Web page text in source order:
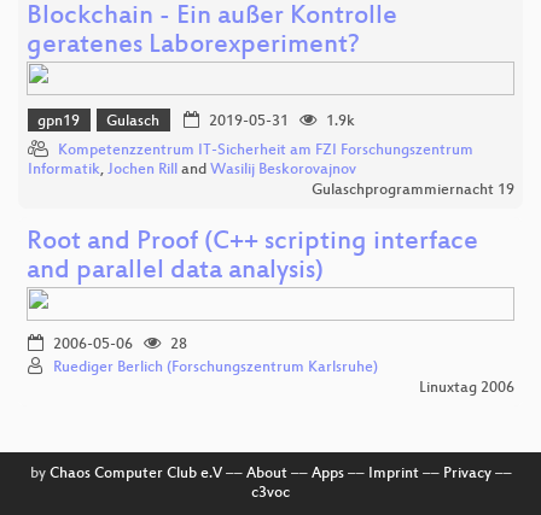
Blockchain - Ein außer Kontrolle
geratenes Laborexperiment?
gpn19 Gulasch 2019-05-31
1.9k
Kompetenzzentrum IT-Sicherheit am FZI Forschungszentrum
Informatik, Jochen Rill and Wasilij Beskorovajnov
Gulaschprogrammiernacht 19
Root and Proof (C++ scripting interface
and parallel data analysis)
2006-05-06
28
Ruediger Berlich (Forschungszentrum Karlsruhe)
Linuxtag 2006
by Chaos Computer Club e.V–– About–– Apps–– Imprint–– Privacy––
c3voc